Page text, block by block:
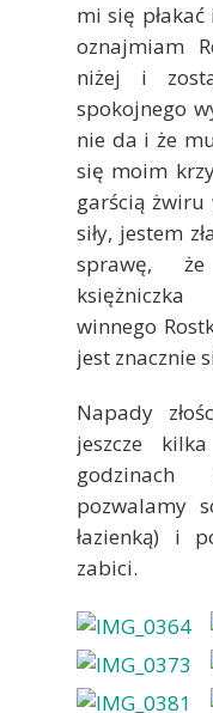
mi się płakać
oznajmiam
niżej i
spokojnego
nie da i że
się moim
garścią
siły, jestem
sprawę,
winnego
jest znacznie
Napady
jeszcze
pozwalamy
łazienką) i
zabici.